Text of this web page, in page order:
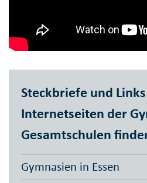
Steckbriefe und
Internetseiten der
Gesamtschulen
Gymnasien in Essen